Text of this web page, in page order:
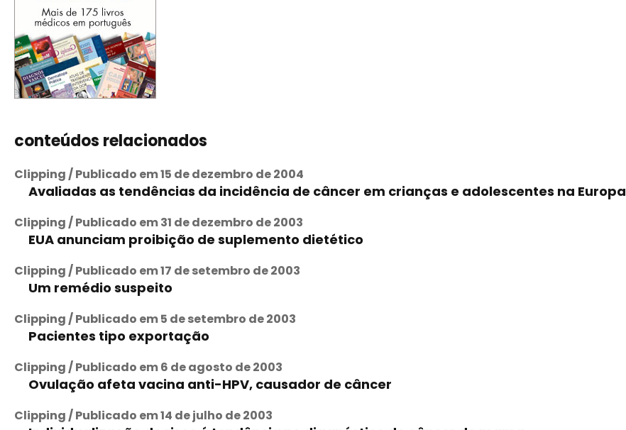
conteúdos relacionados
Clipping / Publicado em 15 de dezembro de 2004
Avaliadas as tendências da incidência de câncer em crianças e adolescentes na Europa
Clipping / Publicado em 31 de dezembro de 2003
EUA anunciam proibição de suplemento dietético
Clipping / Publicado em 17 de setembro de 2003
Um remédio suspeito
Clipping / Publicado em 5 de setembro de 2003
Pacientes tipo exportação
Clipping / Publicado em 6 de agosto de 2003
Ovulação afeta vacina anti-HPV, causador de câncer
Clipping / Publicado em 14 de julho de 2003